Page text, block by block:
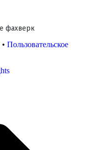
фахверк
• Пользовательское